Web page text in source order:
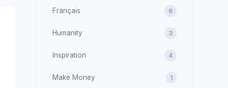
Français 6
Humanity 3
Inspiration 4
Make Money 1